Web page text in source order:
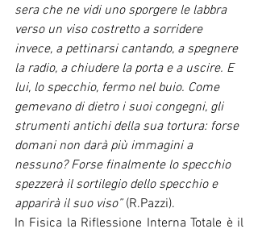
sera che ne vidi uno sporgere le labbra
verso un viso costretto a sorridere
invece, a pettinarsi cantando, a spegnere
la radio, a chiudere la porta e a uscire. E
lui, lo specchio, fermo nel buio. Come
gemevano di dietro i suoi congegni, gli
strumenti antichi della sua tortura: forse
domani non darà più immagini a
nessuno? Forse finalmente lo specchio
spezzerà il sortilegio dello specchio e
apparirà il suo viso” (R.Pazzi).
In Fisica la Riflessione Interna Totale è il